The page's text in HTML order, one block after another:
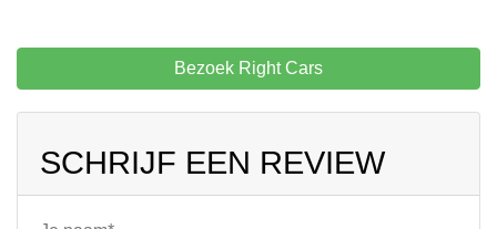
Bezoek Right Cars
SCHRIJF EEN REVIEW